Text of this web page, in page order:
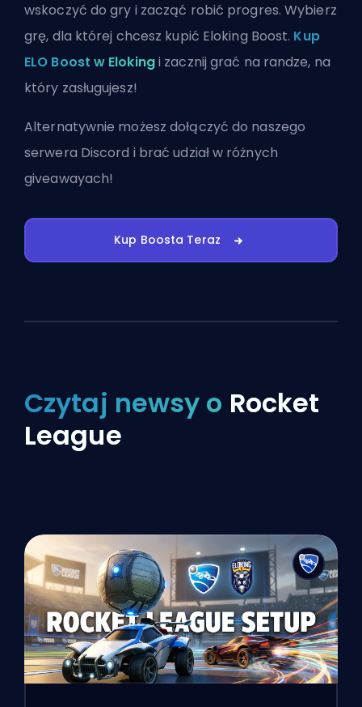
wskoczyć do gry i zacząć robić progres. Wybierz
grę, dla której chcesz kupić Eloking Boost. Kup
ELO Boost w Elokingi zacznij grać na randze, na
który zasługujesz!
Alternatywnie możeszdołączyć do naszego
serwera Discord i brać udział w różnych
giveawayach!
Kup Boosta Teraz
Czytaj newsy o Rocket
League